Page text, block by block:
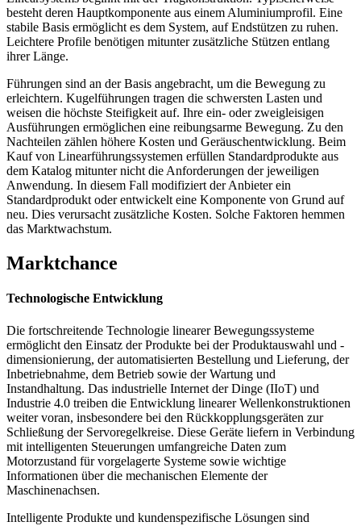
besteht deren Hauptkomponente aus einem Aluminiumprofil. Eine
stabile Basis ermöglicht es dem System, auf Endstützen zu ruhen.
Leichtere Profile benötigen mitunter zusätzliche Stützen entlang
ihrer Länge.
Führungen sind an der Basis angebracht, um die Bewegung zu
erleichtern. Kugelführungen tragen die schwersten Lasten und
weisen die höchste Steifigkeit auf. Ihre ein- oder zweigleisigen
Ausführungen ermöglichen eine reibungsarme Bewegung. Zu den
Nachteilen zählen höhere Kosten und Geräuschentwicklung. Beim
Kauf von Linearführungssystemen erfüllen Standardprodukte aus
dem Katalog mitunter nicht die Anforderungen der jeweiligen
Anwendung. In diesem Fall modifiziert der Anbieter ein
Standardprodukt oder entwickelt eine Komponente von Grund auf
neu. Dies verursacht zusätzliche Kosten. Solche Faktoren hemmen
das Marktwachstum.
Marktchance
Technologische Entwicklung
Die fortschreitende Technologie linearer Bewegungssysteme
ermöglicht den Einsatz der Produkte bei der Produktauswahl und -
dimensionierung, der automatisierten Bestellung und Lieferung, der
Inbetriebnahme, dem Betrieb sowie der Wartung und
Instandhaltung. Das industrielle Internet der Dinge (IIoT) und
Industrie 4.0 treiben die Entwicklung linearer Wellenkonstruktionen
weiter voran, insbesondere bei den Rückkopplungsgeräten zur
Schließung der Servoregelkreise. Diese Geräte liefern in Verbindung
mit intelligenten Steuerungen umfangreiche Daten zum
Motorzustand für vorgelagerte Systeme sowie wichtige
Informationen über die mechanischen Elemente der
Maschinenachsen.
Intelligente Produkte und kundenspezifische Lösungen sind